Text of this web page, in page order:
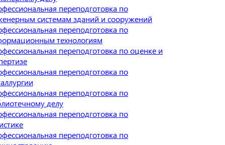
переподготовка по
системам зданий и сооружений
переподготовка по
технологиям
переподготовка по оценке и
переподготовка по
переподготовка по
делу
переподготовка по
переподготовка по